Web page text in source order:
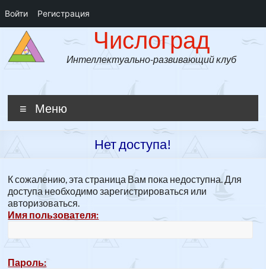
Войти Регистрация
Перейти
содержимому
ЧислоградЧислоград
Интеллектуально-развивающий клуб
Меню
Нет доступа!
К сожалению, эта страница Вам пока недоступна. Для
доступа необходимо зарегистрироваться или
авторизоваться.
Имя пользователя:
Пароль: